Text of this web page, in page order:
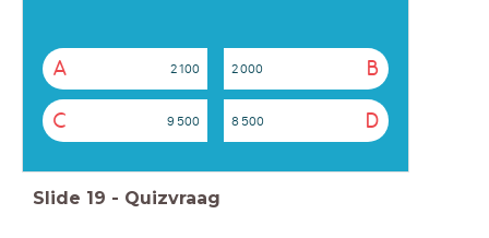
A 2 100 B
2 000
C 9 500 D
8 500
Slide 19 - Quizvraag